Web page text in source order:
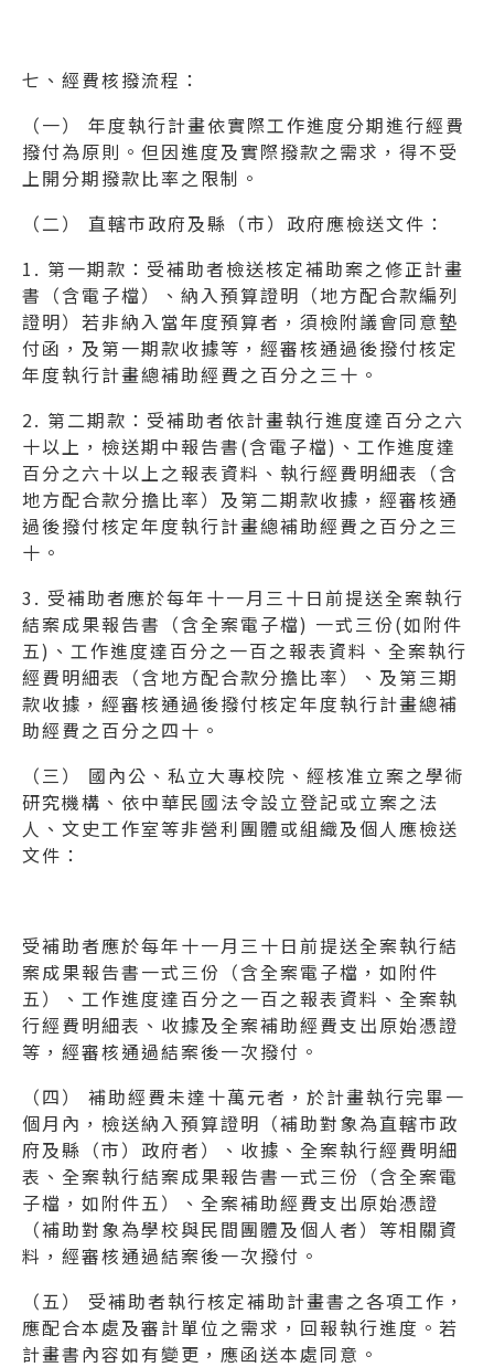
七、經費核撥流程：
（一） 年度執行計畫依實際工作進度分期進行經費
撥付為原則。但因進度及實際撥款之需求，得不受
上開分期撥款比率之限制。
（二） 直轄市政府及縣（市）政府應檢送文件：
1. 第一期款：受補助者檢送核定補助案之修正計畫
書（含電子檔）、納入預算證明（地方配合款編列
證明）若非納入當年度預算者，須檢附議會同意墊
付函，及第一期款收據等，經審核通過後撥付核定
年度執行計畫總補助經費之百分之三十。
2. 第二期款：受補助者依計畫執行進度達百分之六
十以上，檢送期中報告書(含電子檔)、工作進度達
百分之六十以上之報表資料、執行經費明細表（含
地方配合款分擔比率）及第二期款收據，經審核通
過後撥付核定年度執行計畫總補助經費之百分之三
十。
3. 受補助者應於每年十一月三十日前提送全案執行
結案成果報告書（含全案電子檔) 一式三份(如附件
五)、工作進度達百分之一百之報表資料、全案執行
經費明細表（含地方配合款分擔比率）、及第三期
款收據，經審核通過後撥付核定年度執行計畫總補
助經費之百分之四十。
（三） 國內公、私立大專校院、經核准立案之學術
研究機構、依中華民國法令設立登記或立案之法
人、文史工作室等非營利團體或組織及個人應檢送
文件：
受補助者應於每年十一月三十日前提送全案執行結
案成果報告書一式三份（含全案電子檔，如附件
五）、工作進度達百分之一百之報表資料、全案執
行經費明細表、收據及全案補助經費支出原始憑證
等，經審核通過結案後一次撥付。
（四） 補助經費未達十萬元者，於計畫執行完畢一
個月內，檢送納入預算證明（補助對象為直轄市政
府及縣（市）政府者）、收據、全案執行經費明細
表、全案執行結案成果報告書一式三份（含全案電
子檔，如附件五）、全案補助經費支出原始憑證
（補助對象為學校與民間團體及個人者）等相關資
料，經審核通過結案後一次撥付。
（五） 受補助者執行核定補助計畫書之各項工作，
應配合本處及審計單位之需求，回報執行進度。若
計畫書內容如有變更，應函送本處同意。